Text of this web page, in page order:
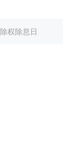
除权除息日